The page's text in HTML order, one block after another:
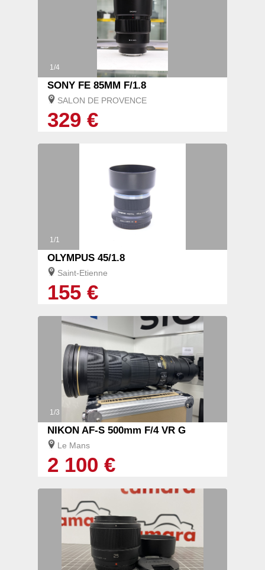
1/4
SONY FE 85MM F/1.8
SALON DE PROVENCE
329 €
1/1
OLYMPUS 45/1.8
Saint-Etienne
155 €
1/3
NIKON AF-S 500mm F/4 VR G
Le Mans
2 100 €